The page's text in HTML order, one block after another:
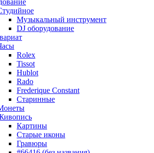
Музыкальный инструмент
DJ оборудование
Rolex
Tissot
Hublot
Rado
Frederique Constant
Старинные
Картины
Старые иконы
Гравюры